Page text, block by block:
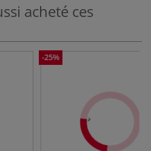
acheté ces
-25%